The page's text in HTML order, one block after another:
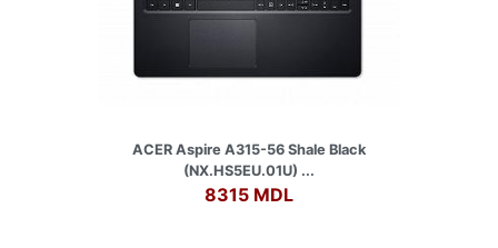
ACER Aspire A315-56 Shale Black
(NX.HS5EU.01U) ...
8315 MDL